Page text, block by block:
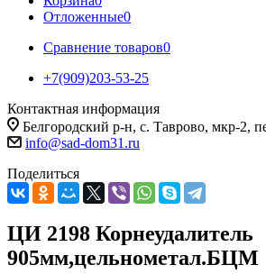
Отложенные0
Сравнение товаров0
+7(909)203-53-25
Контактная информация
Белгородский р-н, с. Таврово, мкр-2,
info@sad-dom31.ru
Поделиться
ЦИ 2198 Корнеудалитель
905мм,цельнометал.БЦМ